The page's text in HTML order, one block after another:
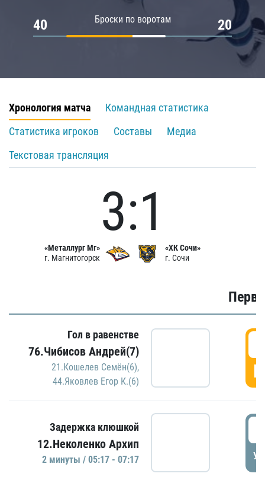
Броски по воротам
40 20
Хронология матча
Командная статистика
Статистика игроков
Составы
Медиа
Текстовая трансляция
«Металлург Мг»
г. Магнитогорск
3:1
«ХК Сочи»
г. Сочи
Гол в равенстве
76.Чибисов Андрей(7)
21.Кошелев Семён(6),
44.Яковлев Егор К.(6)
Задержка клюшкой
12.Неколенко Архип
2 минуты / 05:17 - 07:17